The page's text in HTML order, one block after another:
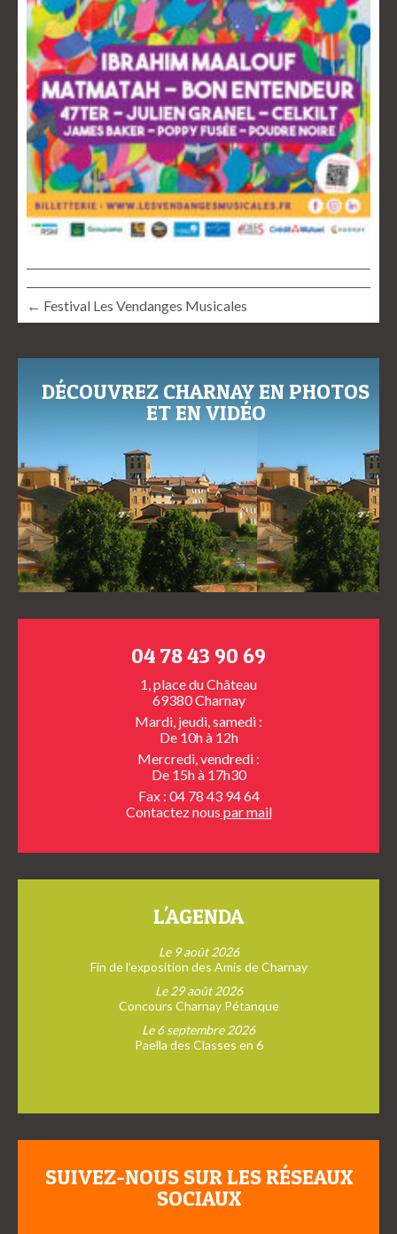
← Festival Les Vendanges Musicales
DÉCOUVREZ CHARNAY EN PHOTOS
ET EN VIDÉO
04 78 43 90 69
1, place du Château
69380 Charnay
Mardi, jeudi, samedi :
De 10h à 12h
Mercredi, vendredi :
De 15h à 17h30
Fax : 04 78 43 94 64
Contactez nous par mail
L'AGENDA
Le 9 août 2026
Fin de l’exposition des Amis de Charnay
Le 29 août 2026
Concours Charnay Pétanque
Le 6 septembre 2026
Paella des Classes en 6
SUIVEZ-NOUS SUR LES RÉSEAUX
SOCIAUX